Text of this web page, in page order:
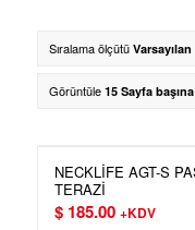
Sıralama ölçütü Varsayılan
Görüntüle 15 Sayfa
NECKLİFE AGT-S
TERAZİ
$185.00 +KDV